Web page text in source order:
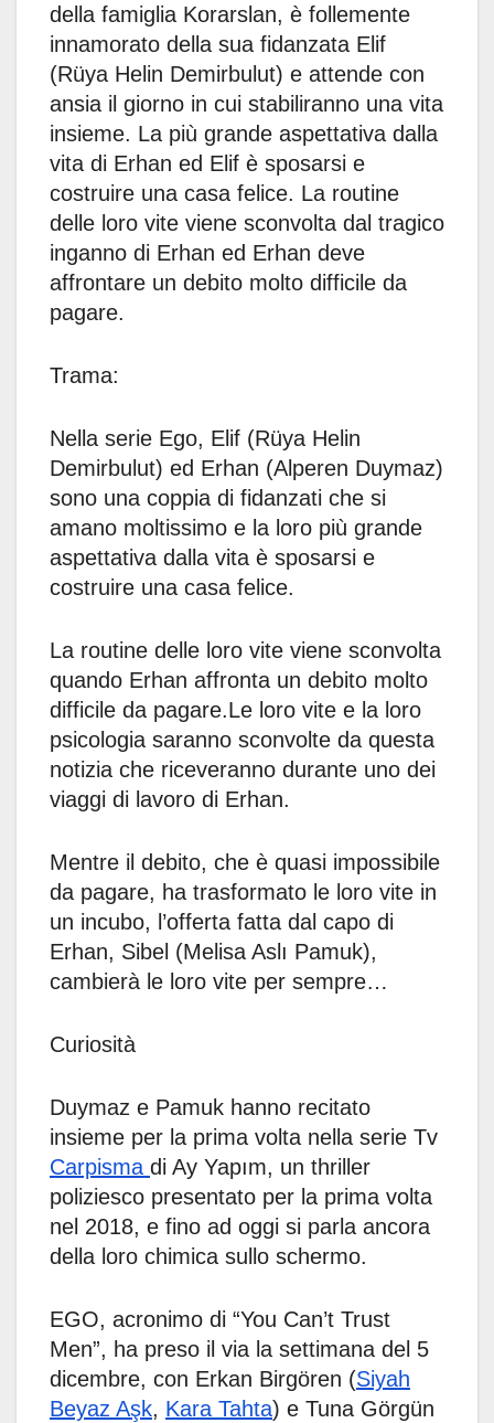
della famiglia Korarslan, è follemente
innamorato della sua fidanzata Elif
(Rüya Helin Demirbulut) e attende con
ansia il giorno in cui stabiliranno una vita
insieme. La più grande aspettativa dalla
vita di Erhan ed Elif è sposarsi e
costruire una casa felice. La routine
delle loro vite viene sconvolta dal tragico
inganno di Erhan ed Erhan deve
affrontare un debito molto difficile da
pagare.
Trama:
Nella serie Ego, Elif (Rüya Helin
Demirbulut) ed Erhan (Alperen Duymaz)
sono una coppia di fidanzati che si
amano moltissimo e la loro più grande
aspettativa dalla vita è sposarsi e
costruire una casa felice.
La routine delle loro vite viene sconvolta
quando Erhan affronta un debito molto
difficile da pagare.Le loro vite e la loro
psicologia saranno sconvolte da questa
notizia che riceveranno durante uno dei
viaggi di lavoro di Erhan.
Mentre il debito, che è quasi impossibile
da pagare, ha trasformato le loro vite in
un incubo, l’offerta fatta dal capo di
Erhan, Sibel (Melisa Aslı Pamuk),
cambierà le loro vite per sempre…
Curiosità
Duymaz e Pamuk hanno recitato
insieme per la prima volta nella serie Tv
Carpisma di Ay Yapım, un thriller
poliziesco presentato per la prima volta
nel 2018, e fino ad oggi si parla ancora
della loro chimica sullo schermo.
EGO, acronimo di “You Can’t Trust
Men”, ha preso il via la settimana del 5
dicembre, con Erkan Birgören (Siyah
Beyaz Aşk, Kara Tahta) e Tuna Görgün